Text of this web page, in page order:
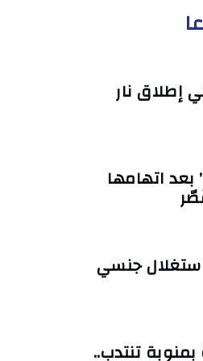
إطلاق نار
اتهامها
جنسي
تنتدب..